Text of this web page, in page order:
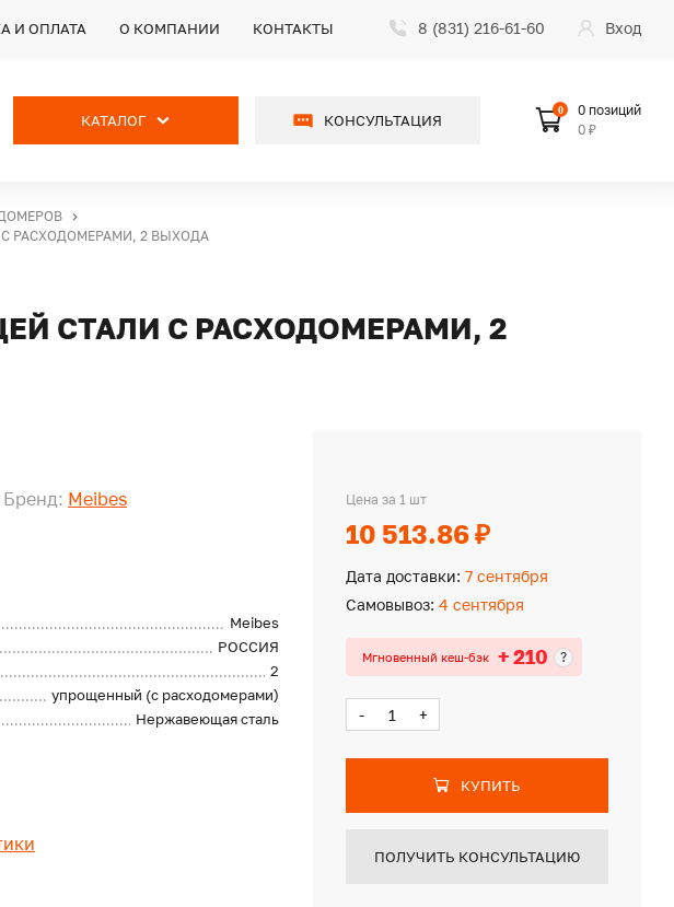
И ОПЛАТА О КОМПАНИИ КОНТАКТЫ 8 (831) 216-61-60 Вход
КАТАЛОГ КОНСУЛЬТАЦИЯ
0
0 позиций
0 ₽
РАСХОДОМЕРАМИ, 2 ВЫХОДА
СТАЛИ С РАСХОДОМЕРАМИ, 2
Бренд: Meibes
Meibes
РОССИЯ
2
упрощенный (с расходомерами)
Нержавеющая сталь
Цена за 1 шт
10 513.86 ₽
Дата доставки: 7 сентября
Самовывоз: 4 сентября
Мгновенный кеш-бэк + 210 ?
- +
КУПИТЬ
ПОЛУЧИТЬ КОНСУЛЬТАЦИЮ